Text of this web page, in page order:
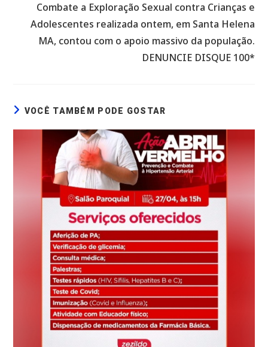
Combate a Exploração Sexual contra Crianças e
Adolescentes realizada ontem, em Santa Helena
MA, contou com o apoio massivo da população.
DENUNCIE DISQUE 100*
VOCÊ TAMBÉM PODE GOSTAR